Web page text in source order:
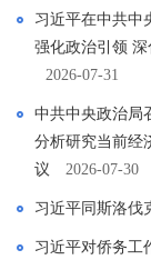
习近平在中共中
强化政治引领
2026-07-31
中共中央政治局
分析研究当前经
议
2026-07-30
习近平同斯洛伐
习近平对侨务工